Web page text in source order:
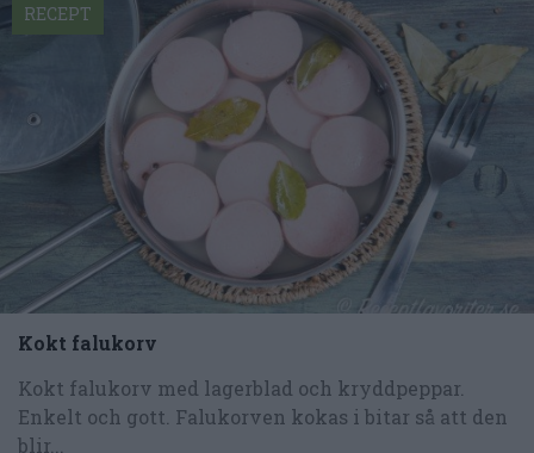
Kokt falukorv
Kokt falukorv med lagerblad och kryddpeppar.
Enkelt och gott. Falukorven kokas i bitar så att den
blir...
RECEPT